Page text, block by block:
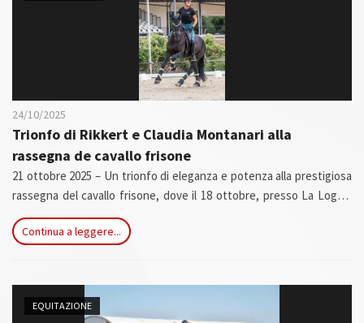
24/10/2025
Trionfo di Rikkert e Claudia Montanari alla
rassegna de cavallo frisone
21 ottobre 2025 – Un trionfo di eleganza e potenza alla prestigiosa
rassegna del cavallo frisone, dove il 18 ottobre, presso La Loggia
(Torino), il magnifico Rikkert ha conquistato il primo posto con
l'eccellente punteggio di 77,5 AA. In sella, l'amazzone Claudia
Continua a leggere...
EQUITAZIONE